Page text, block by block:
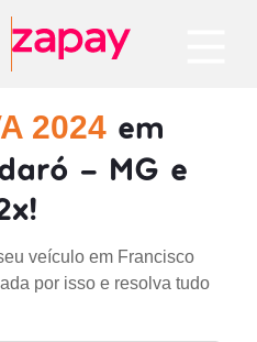
2024 em
- MG e
veículo em Francisco
por isso e resolva tudo